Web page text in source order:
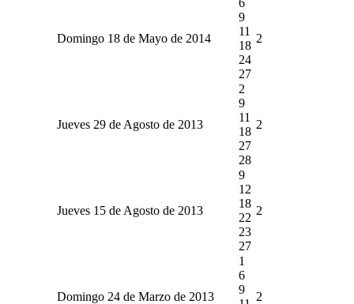
Domingo 18 de Mayo de 2014
9
11
18
24
27
2
Jueves 29 de Agosto de 2013
2
9
11
18
27
28
2
Jueves 15 de Agosto de 2013
9
12
18
22
23
27
2
Domingo 24 de Marzo de 2013
1
6
9
2